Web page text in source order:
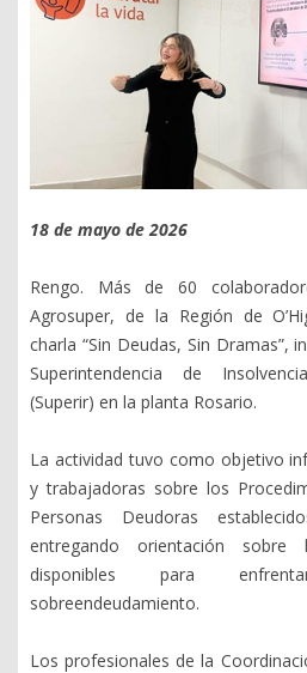
18 de mayo de 2026
Rengo. Más de 60
Agrosuper, de la Región de
charla “Sin Deudas, Sin Dramas”,
Superintendencia de
(Superir) en la planta Rosario.
La actividad tuvo como objetivo
y trabajadoras sobre los
Personas Deudoras
entregando orientación sobre
disponibles para
sobreendeudamiento.
Los profesionales de la